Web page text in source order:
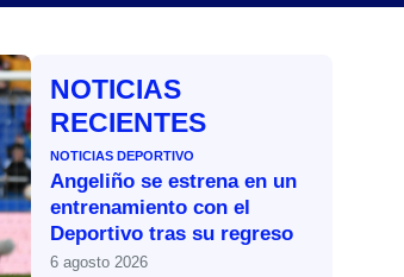
NOTICIAS
RECIENTES
NOTICIAS DEPORTIVO
Angeliño se estrena en un
entrenamiento con el
Deportivo tras su regreso
6 agosto 2026